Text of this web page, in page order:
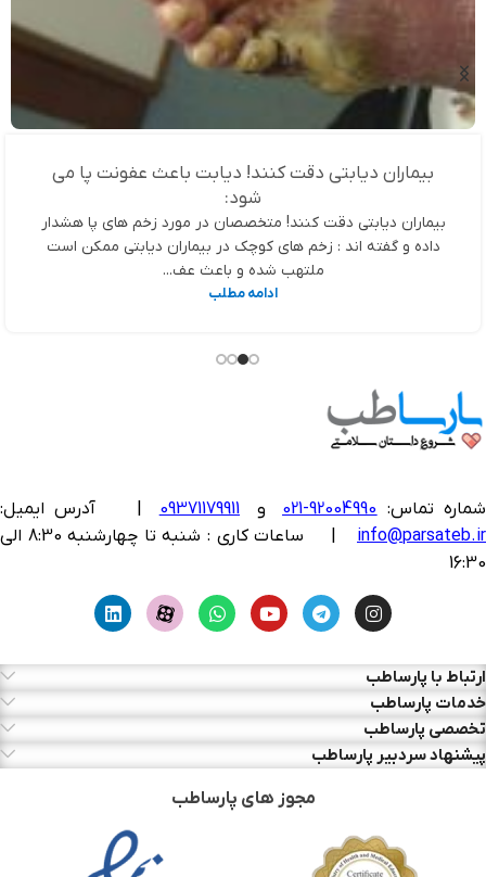
بیماران دیابتی دقت کنند! دیابت باعث عفونت پا می
شود:
بیماران دیابتی دقت کنند! متخصصان در مورد زخم های پا هشدار
داده و گفته اند : زخم های کوچک در بیماران دیابتی ممکن است
ملتهب شده و باعث عف...
ادامه مطلب
شماره تماس: 92004990-021 و 09371179911
آدرس ایمیل:
info@parsateb.ir
| ساعات کاری : شنبه تا چهارشنبه 8:30 الی
16:30
ارتباط با پارساطب
خدمات پارساطب
تخصصی پارساطب
پیشنهاد سردبیر پارساطب
مجوز های پارساطب